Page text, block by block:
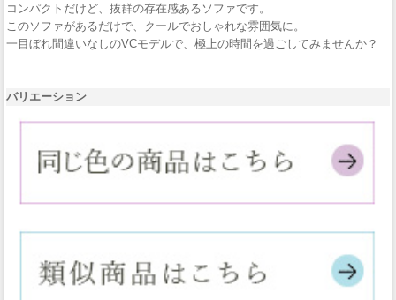
コンパクトだけど、抜群の存在感あるソファです。
このソファがあるだけで、クールでおしゃれな雰囲気に。
一目ぼれ間違いなしのVCモデルで、極上の時間を過ごしてみませんか？
バリエーション